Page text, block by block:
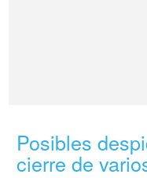
Posibles
cierre de